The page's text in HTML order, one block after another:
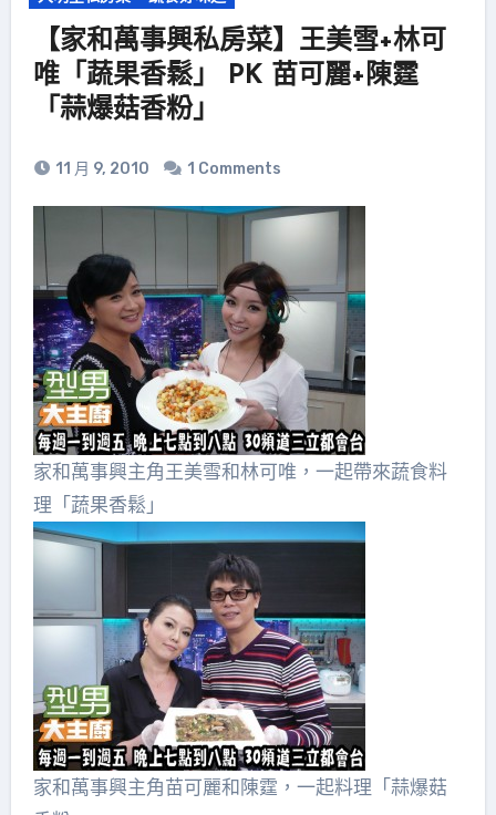
【家和萬事興私房菜】王美雪+林可
唯「蔬果香鬆」 PK 苗可麗+陳霆
「蒜爆菇香粉」
11 月 9, 2010 1 Comments
家和萬事興主角王美雪和林可唯，一起帶來蔬食料
理「蔬果香鬆」
家和萬事興主角苗可麗和陳霆，一起料理「蒜爆菇